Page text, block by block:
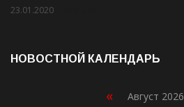
23.01.2020
НОВОСТНОЙ КАЛЕНДАРЬ
« Август 2026